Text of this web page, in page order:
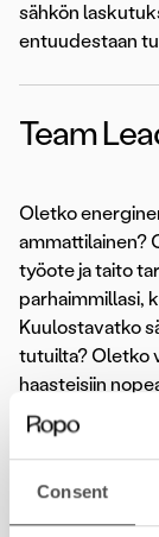
Consent
sähkön
entuudestaan
Team
Oletko
ammattilainen?
työote ja taito
parhaimmillasi,
Kuulostavatko
tutuilta? Oletko
haasteisiin
tarjoamassa
Energiatiimiin!
Hakuaika